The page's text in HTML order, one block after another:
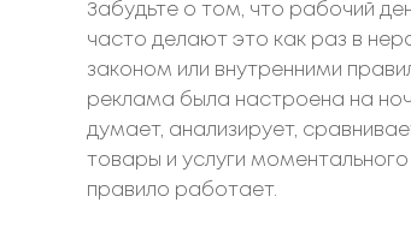
Забудьте о том, что рабочий
часто делают это как раз в
законом или внутренними
реклама была настроена на
думает, анализирует,
товары и услуги
правило работает.